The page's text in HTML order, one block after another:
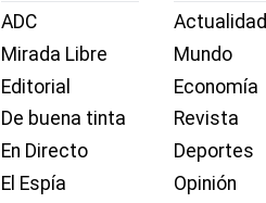
ADC
Mirada Libre
Editorial
De buena tinta
En Directo
El Espía
Actualidad
Mundo
Economía
Revista
Deportes
Opinión